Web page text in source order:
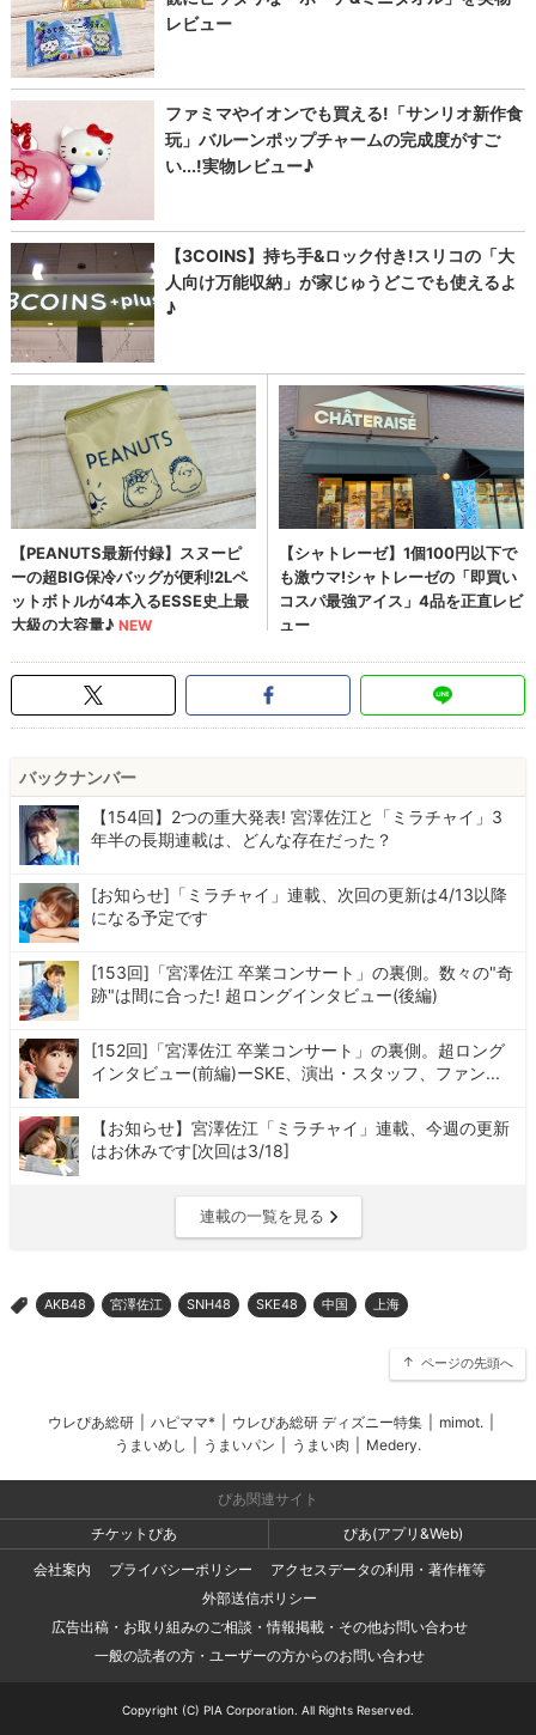
バックナンバー
【154回】2つの重大発表! 宮澤佐江と「ミラチャイ」3
年半の長期連載は、どんな存在だった？
[お知らせ]「ミラチャイ」連載、次回の更新は4/13以降
になる予定です
[153回]「宮澤佐江 卒業コンサート」の裏側。数々の"奇
跡"は間に合った! 超ロングインタビュー(後編)
[152回]「宮澤佐江 卒業コンサート」の裏側。超ロング
インタビュー(前編)ーSKE、演出・スタッフ、ファン...
【お知らせ】宮澤佐江「ミラチャイ」連載、今週の更新
はお休みです[次回は3/18]
連載の一覧を見る
> AKB48 宮澤佐江 SNH48 SKE48 中国 上海
ページの先頭へ
ウレぴあ総研 ハピママ* ウレぴあ総研 ディズニー特集 mimot.
うまいめし
うまいパン うまい肉 Medery.
ぴあ関連サイト
チケットぴあ
ぴあ(アプリ&Web)
会社案内
プライバシーポリシー
アクセスデータの利用・著作権等
外部送信ポリシー
広告出稿・お取り組みのご相談・情報掲載・その他お問い合わせ
一般の読者の方・ユーザーの方からのお問い合わせ
Copyright (C) PIA Corporation. All Rights Reserved.